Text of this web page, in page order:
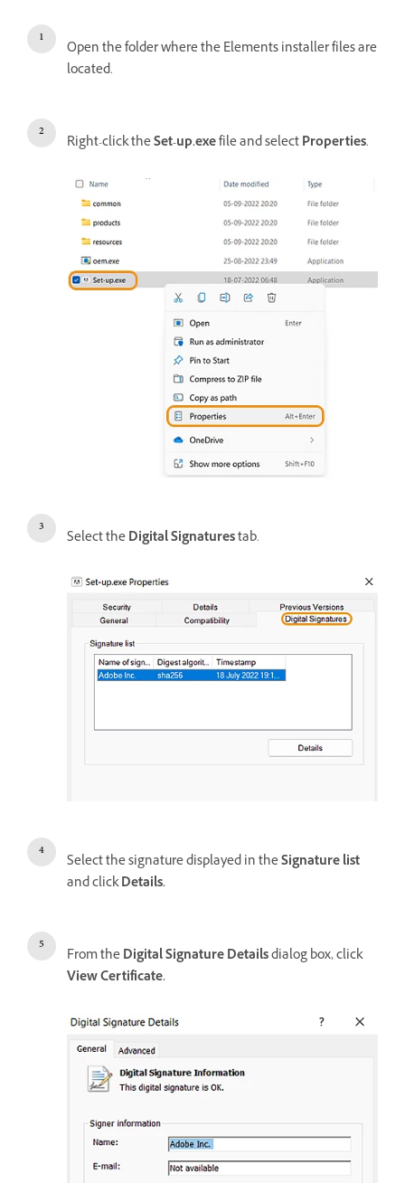
Open the folder where the Elements installer files are
located.
Right-click theSet-up.exefile and selectProperties.
Select theDigital Signaturestab.
Select the signature displayed in theSignature list
and clickDetails.
From theDigital Signature Detailsdialog box, click
View Certificate.